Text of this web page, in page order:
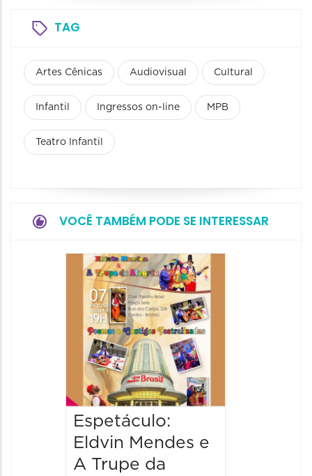
TAG
Artes Cênicas Audiovisual Cultural
Infantil Ingressos on-line MPB
Teatro Infantil
VOCÊ TAMBÉM PODE SE INTERESSAR
Espetáculo:
Eldvin Mendes e
A Trupe da